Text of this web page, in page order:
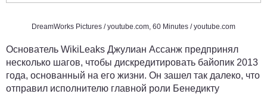
DreamWorks Pictures /youtube.com, 60 Minutes /youtube.com
Основатель WikiLeaks Джулиан Ассанж предпринял
несколько шагов, чтобы дискредитировать байопик 2013
года, основанный на его жизни. Он зашел так далеко, что
отправил исполнителю главной роли Бенедикту